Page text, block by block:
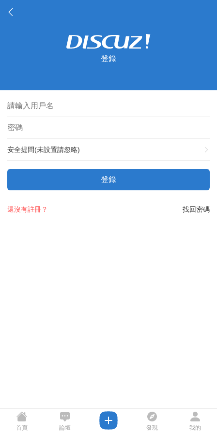
登錄
安全提問(未設置請忽略)
登錄
找回密碼
還沒有註冊？
首頁 論壇 發現 我的